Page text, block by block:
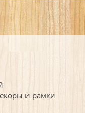
и рамки